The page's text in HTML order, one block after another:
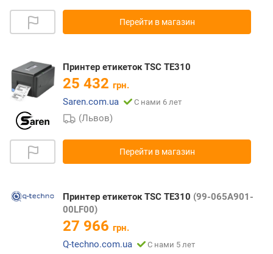
Перейти в магазин
Принтер етикеток TSC TE310
25 432 грн.
Saren.com.ua
С нами 6 лет
(Львов)
Перейти в магазин
Принтер етикеток TSC TE310 (99-065A901-
00LF00)
27 966 грн.
Q-techno.com.ua
С нами 5 лет